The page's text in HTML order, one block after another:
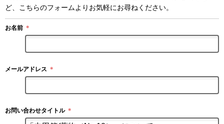
ど、こちらのフォームよりお気軽にお尋ねください。
お名前 ＊
メールアドレス ＊
お問い合わせタイトル ＊